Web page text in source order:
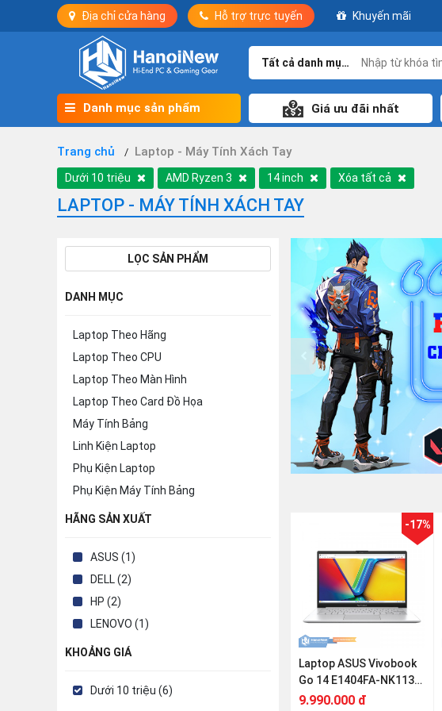
Địa chỉ cửa hàng Hỗ trợ trực tuyến Khuyến mãi
Tất cả danh mục
Danh mục sản phẩm Giá ưu đãi nhất
Trang chủ Laptop - Máy Tính Xách Tay
Dưới 10 triệu AMD Ryzen 3 14 inch Xóa tất cả
LAPTOP - MÁY TÍNH XÁCH TAY
LỌC SẢN PHẨM
DANH MỤC
Laptop Theo Hãng
Laptop Theo CPU
Laptop Theo Màn Hình
Laptop Theo Card Đồ Họa
Máy Tính Bảng
Linh Kiện Laptop
Phụ Kiện Laptop
Phụ Kiện Máy Tính Bảng
HÃNG SẢN XUẤT
ASUS (1)
DELL (2)
HP (2)
LENOVO (1)
KHOẢNG GIÁ
Dưới 10 triệu (6)
-17%
Laptop ASUS Vivobook
Go 14 E1404FA-NK113W
(AMD Ryzen 3 7320U |
9.990.000 đ